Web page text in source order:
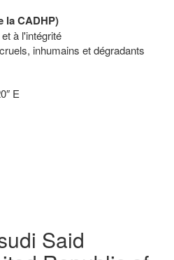
la CADHP)
à l'intégrité
inhumains et dégradants
E
Said